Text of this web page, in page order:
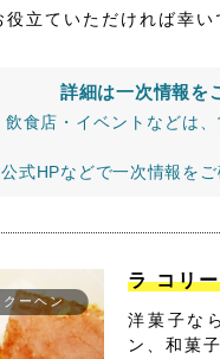
立ていただければ幸い
詳細は一次情報を
食店・イベントなどは
式HPなどで一次情報をご
クーヘン
ラ コリ
洋菓子な
ン、和菓